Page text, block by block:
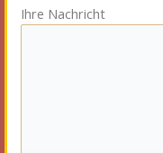
Ihre Nachricht